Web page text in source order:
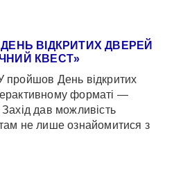
ВІДКРИТИХ ДВЕРЕЙ
КВЕСТ»
пройшов День відкритих
форматі —
дав можливість
не лише ознайомитися з